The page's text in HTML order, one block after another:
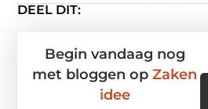
DEEL DIT:
Begin vandaag nog
met bloggen opZaken
idee